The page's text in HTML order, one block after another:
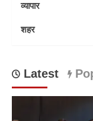
व्यापार
शहर
Latest